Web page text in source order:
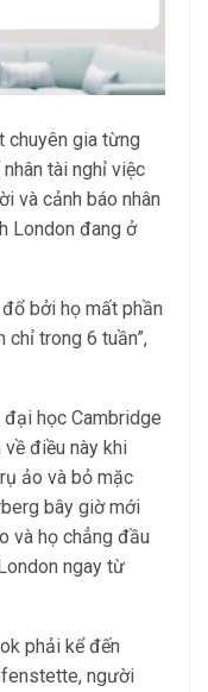
chuyên gia từng
tài nghỉ việc
và cảnh báo nhân
London đang ở
bởi họ mất phần
chỉ trong 6 tuần”,
học Cambridge
điều này khi
ảo và bỏ mặc
bây giờ mới
và họ chẳng đầu
ngay từ
phải kể đến
người